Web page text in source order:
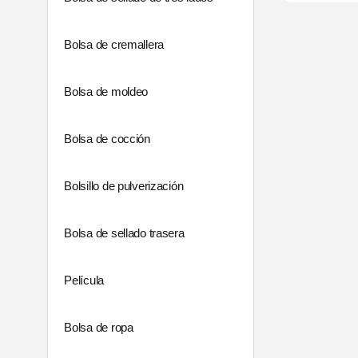
Bolsa de cremallera
Bolsa de moldeo
Bolsa de cocción
Bolsillo de pulverización
Bolsa de sellado trasera
Película
Bolsa de ropa